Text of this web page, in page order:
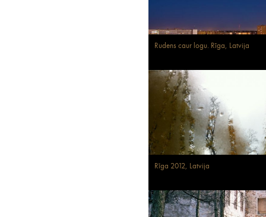
Rudens caur logu. Rīga, Latvija
Rīga 2012, Latvija